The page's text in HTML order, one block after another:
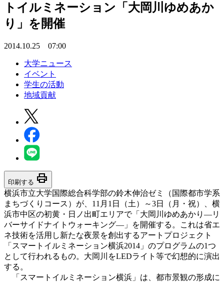
トイルミネーション「大岡川ゆめあか
り」を開催
2014.10.25 07:00
大学ニュース
イベント
学生の活動
地域貢献
印刷する print
横浜市立大学国際総合科学部の鈴木伸治ゼミ（国際都市学系
まちづくりコース）が、11月1日（土）～3日（月・祝）、横
浜市中区の初黄・日ノ出町エリアで「大岡川ゆめあかり―リ
バーサイドナイトウォーキング―」を開催する。これは省エ
ネ技術を活用し新たな夜景を創出するアートプロジェクト
「スマートイルミネーション横浜2014」のプログラムの1つ
として行われるもの。大岡川をLEDライト等で幻想的に演出
する。
「スマートイルミネーション横浜」は、都市景観の形成に